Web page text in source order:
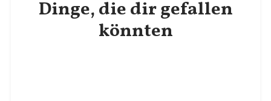
Dinge, die dir gefallen
könnten